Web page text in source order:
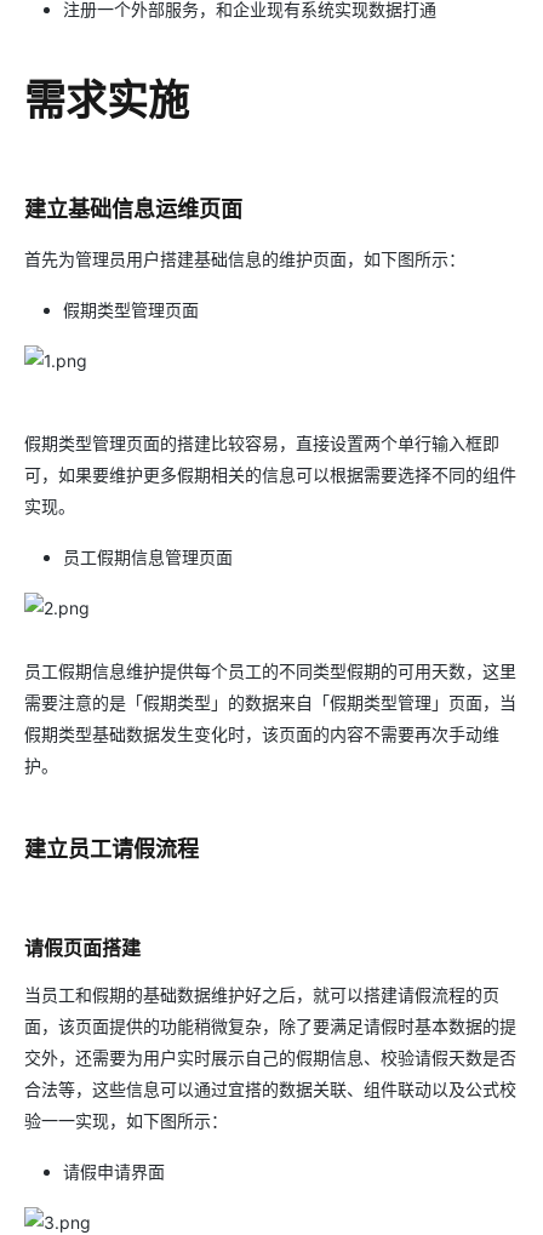
注册一个外部服务，和企业现有系统实现数据打通
需求实施
建立基础信息运维页面
首先为管理员用户搭建基础信息的维护页面，如下图所示：
假期类型管理页面
假期类型管理页面的搭建比较容易，直接设置两个单行输入框即
可，如果要维护更多假期相关的信息可以根据需要选择不同的组件
实现。
员工假期信息管理页面
员工假期信息维护提供每个员工的不同类型假期的可用天数，这里
需要注意的是「假期类型」的数据来自「假期类型管理」页面，当
假期类型基础数据发生变化时，该页面的内容不需要再次手动维
护。
建立员工请假流程
请假页面搭建
当员工和假期的基础数据维护好之后，就可以搭建请假流程的页
面，该页面提供的功能稍微复杂，除了要满足请假时基本数据的提
交外，还需要为用户实时展示自己的假期信息、校验请假天数是否
合法等，这些信息可以通过宜搭的数据关联、组件联动以及公式校
验一一实现，如下图所示：
请假申请界面